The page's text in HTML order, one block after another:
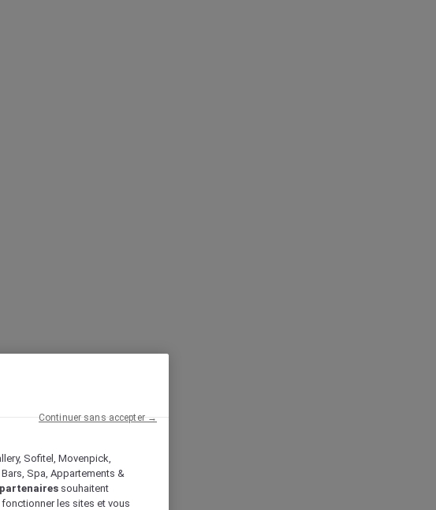
Sofitel, Movenpick,
Spa, Appartements &
souhaitent
les sites et vous
Continuer sans accepter →